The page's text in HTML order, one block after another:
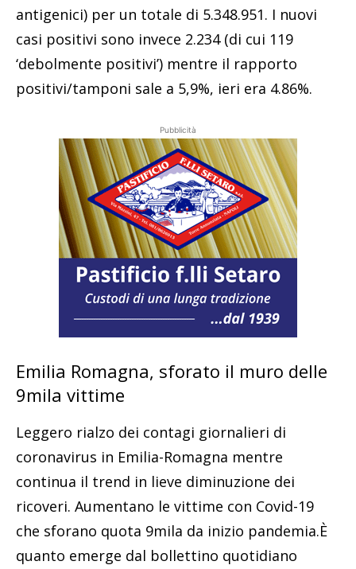
antigenici) per un totale di 5.348.951. I nuovi
casi positivi sono invece 2.234 (di cui 119
‘debolmente positivi’) mentre il rapporto
positivi/tamponi sale a 5,9%, ieri era 4.86%.
Pubblicità
Emilia Romagna, sforato il muro delle
9mila vittime
Leggero rialzo dei contagi giornalieri di
coronavirus in Emilia-Romagna mentre
continua il trend in lieve diminuzione dei
ricoveri. Aumentano le vittime con Covid-19
che sforano quota 9mila da inizio pandemia.È
quanto emerge dal bollettino quotidiano